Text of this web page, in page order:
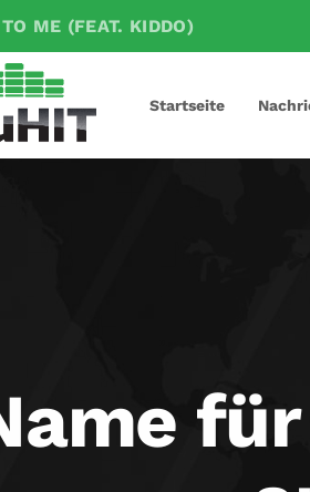
ME (FEAT. KIDDO)
Startseite